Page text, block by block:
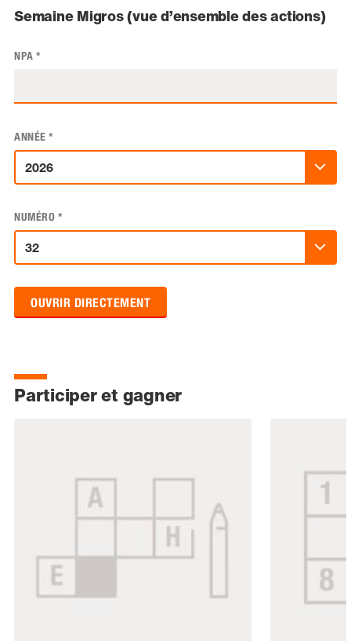
Semaine Migros (vue d’ensemble des actions)
NPA *
ANNÉE *
NUMÉRO *
OUVRIR DIRECTEMENT
Participer et gagner